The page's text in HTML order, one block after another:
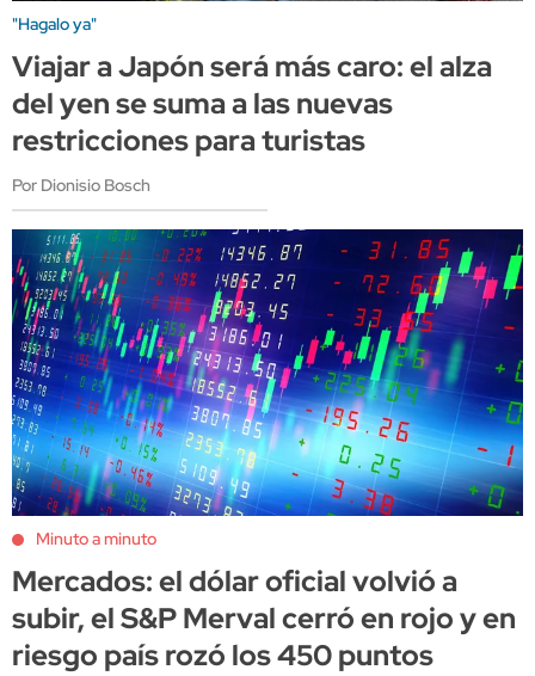
"Hagalo ya"
Viajar a Japón será más caro: el alza
del yen se suma a las nuevas
restricciones para turistas
Por Dionisio Bosch
Minuto a minuto
Mercados: el dólar oficial volvió a
subir, el S&P Merval cerró en rojo y en
riesgo país rozó los 450 puntos